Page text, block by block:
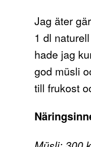
Jag äter
1 dl
hade jag
god müsli
till frukost